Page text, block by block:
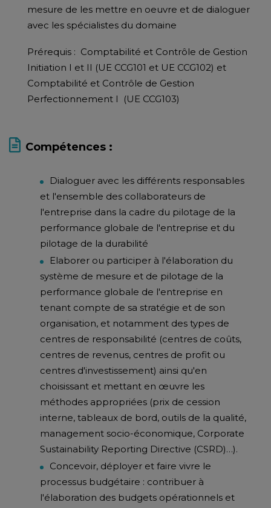
mesure de les mettre en oeuvre et de dialoguer
avec les spécialistes du domaine
Prérequis : Comptabilité et Contrôle de Gestion
Initiation I et II (UE CCG101 et UE CCG102) et
Comptabilité et Contrôle de Gestion
Perfectionnement I (UE CCG103)
Compétences :
Dialoguer avec les différents responsables
et l'ensemble des collaborateurs de
l'entreprise dans la cadre du pilotage de la
performance globale de l'entreprise et du
pilotage de la durabilité
Elaborer ou participer à l'élaboration du
système de mesure et de pilotage de la
performance globale de l'entreprise en
tenant compte de sa stratégie et de son
organisation, et notamment des types de
centres de responsabilité (centres de coûts,
centres de revenus, centres de profit ou
centres d'investissement) ainsi qu'en
choisissant et mettant en œuvre les
méthodes appropriées (prix de cession
interne, tableaux de bord, outils de la qualité,
management socio-économique, Corporate
Sustainability Reporting Directive (CSRD)…).
Concevoir, déployer et faire vivre le
processus budgétaire : contribuer à
l'élaboration des budgets opérationnels et